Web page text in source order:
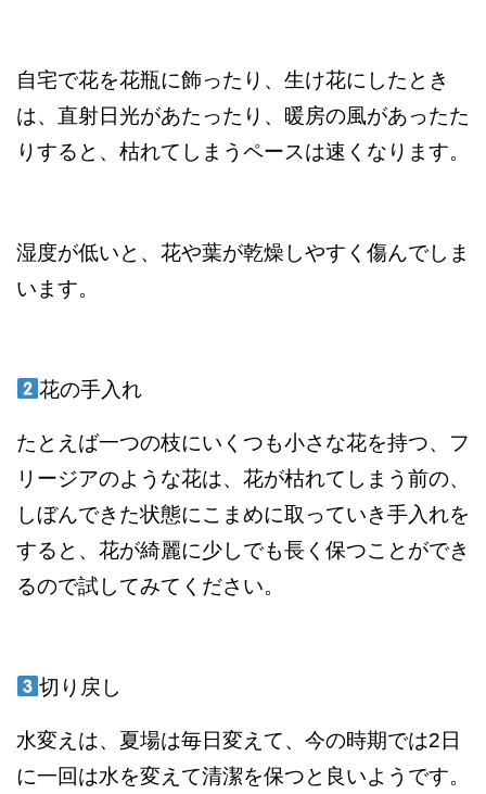
自宅で花を花瓶に飾ったり、生け花にしたとき
は、直射日光があたったり、暖房の風があったた
りすると、枯れてしまうペースは速くなります。
湿度が低いと、花や葉が乾燥しやすく傷んでしま
います。
花の手入れ
たとえば一つの枝にいくつも小さな花を持つ、フ
リージアのような花は、花が枯れてしまう前の、
しぼんできた状態にこまめに取っていき手入れを
すると、花が綺麗に少しでも長く保つことができ
るので試してみてください。
切り戻し
水変えは、夏場は毎日変えて、今の時期では2日
に一回は水を変えて清潔を保つと良いようです。